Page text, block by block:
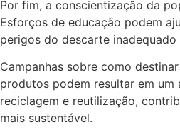
Por fim, a conscientização da
Esforços de educação podem
perigos do descarte
Campanhas sobre como
produtos podem resultar em
reciclagem e reutilização,
mais sustentável.